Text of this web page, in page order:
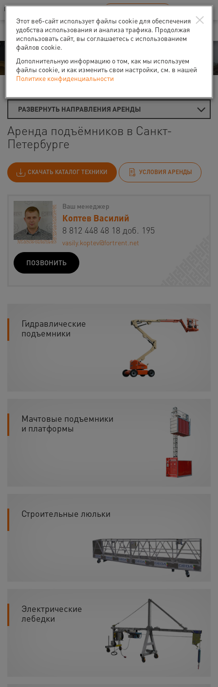
Ваш город:Санкт-Петербург
В Вашем регионе нет наших офисов RU EN
Аренда
РАЗВЕРНУТЬ НАПРАВЛЕНИЯ АРЕНДЫ
Аренда подъёмников в Санкт-
Петербурге
СКАЧАТЬ КАТАЛОГ ТЕХНИКИ УСЛОВИЯ АРЕНДЫ
Ваш менеджер
Коптев Василий
8 812 448 48 18 доб. 195
vasily.koptev@fortrent.net
ПОЗВОНИТЬ
Гидравлические
подъемники
Мачтовые подъемники
и платформы
Строительные люльки
Электрические
лебедки
×
Этот веб-сайт использует файлы cookie для обеспечения
удобства использования и анализа трафика. Продолжая
использовать сайт, вы соглашаетесь с использованием
файлов cookie.
Дополнительную информацию о том, как мы используем
файлы cookie, и как изменить свои настройки, см. в нашей
Политике конфиденциальности